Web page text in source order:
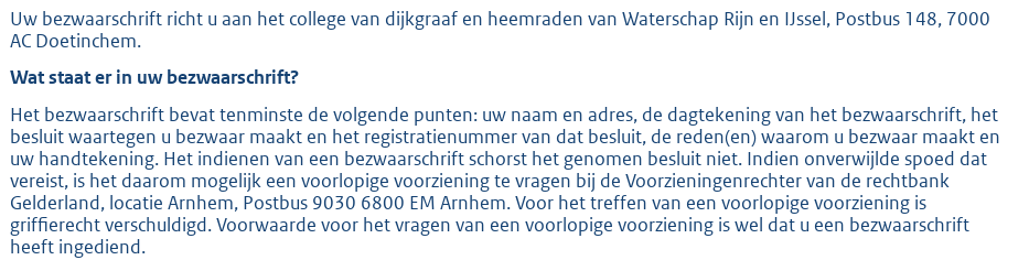
b
Uw bezwaarschrift richt u aan het college van dijkgraaf en heemraden van Waterschap Rijn en IJssel, Postbus 148, 7000
AC Doetinchem.
Wat staat er in uw bezwaarschrift?
Het bezwaarschrift bevat tenminste de volgende punten: uw naam en adres, de dagtekening van het bezwaarschrift, het
besluit waartegen u bezwaar maakt en het registratienummer van dat besluit, de reden(en) waarom u bezwaar maakt en
uw handtekening. Het indienen van een bezwaarschrift schorst het genomen besluit niet. Indien onverwijlde spoed dat
vereist, is het daarom mogelijk een voorlopige voorziening te vragen bij de Voorzieningenrechter van de rechtbank
Gelderland, locatie Arnhem, Postbus 9030 6800 EM Arnhem. Voor het treffen van een voorlopige voorziening is
griffierecht verschuldigd. Voorwaarde voor het vragen van een voorlopige voorziening is wel dat u een bezwaarschrift
heeft ingediend.